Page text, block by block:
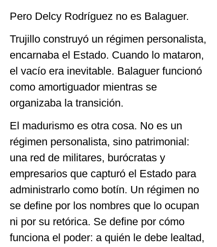
Pero Delcy Rodríguez no es Balaguer.
Trujillo construyó un régimen personalista,
encarnaba el Estado. Cuando lo mataron,
el vacío era inevitable. Balaguer funcionó
como amortiguador mientras se
organizaba la transición.
El madurismo es otra cosa. No es un
régimen personalista, sino patrimonial:
una red de militares, burócratas y
empresarios que capturó el Estado para
administrarlo como botín. Un régimen no
se define por los nombres que lo ocupan
ni por su retórica. Se define por cómo
funciona el poder: a quién le debe lealtad,